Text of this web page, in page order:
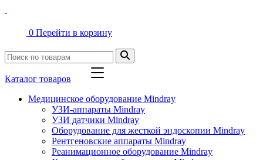
0 Перейти в корзину
Каталог товаров
Медицинское оборудование Mindray
УЗИ-аппараты Mindray
УЗИ датчики Mindray
Оборудование для жесткой эндоскопии Mindray
Рентгеновские аппараты Mindray
Реанимационное оборудование Mindray